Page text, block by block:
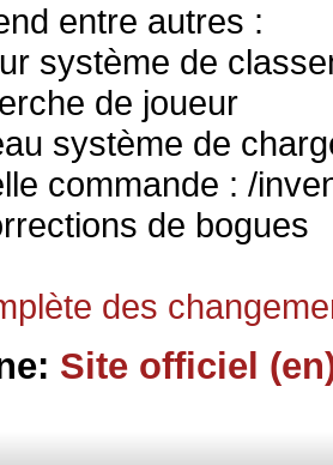
entre autres :
système de
de joueur
système de
commande : /
de bogues
des
Site officiel